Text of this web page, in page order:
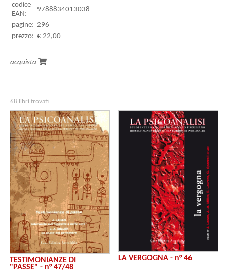
codice
EAN:
9788834013038
pagine: 296
prezzo: € 22,00
acquista
68 libri trovati
TESTIMONIANZE DI
"PASSE" - n° 47/48
LA VERGOGNA - n° 46